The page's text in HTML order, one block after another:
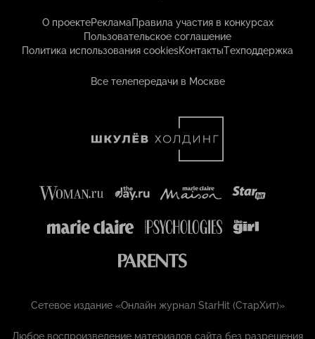
О проектеРекламаПравила участия в конкурсах
Пользовательское соглашение
Политика использования cookiesКонтактыТехподдержка
Все телепередачи в Москве
Сетевое издание «Онлайн журнал StarHit (СтарХит)»
Любое воспроизведение материалов сайта без разрешения